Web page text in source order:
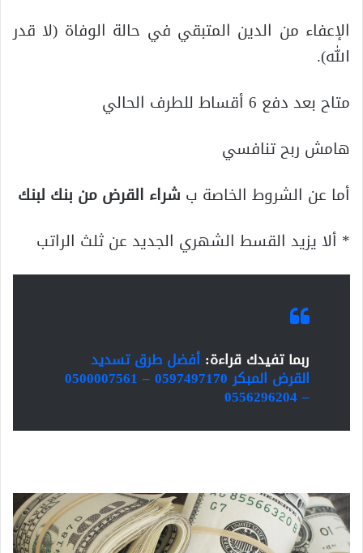
الإعفاء من الدين المتبقي في حالة الوفاة (لا قدر
الله).
متاح بعد دفع 6 أقساط للطرف الحالي
هامش ربح تنافسي
أما عن الشروط الخاصة ب شراء القرض من بنك لبنك
* ألا يزيد القسط الشهري الجديد عن ثلث الراتب
ربما تفيدك قراءة: أفضل طرق تسديد
القرض المبكر 0597497170 – 0500007561
– 0556296204